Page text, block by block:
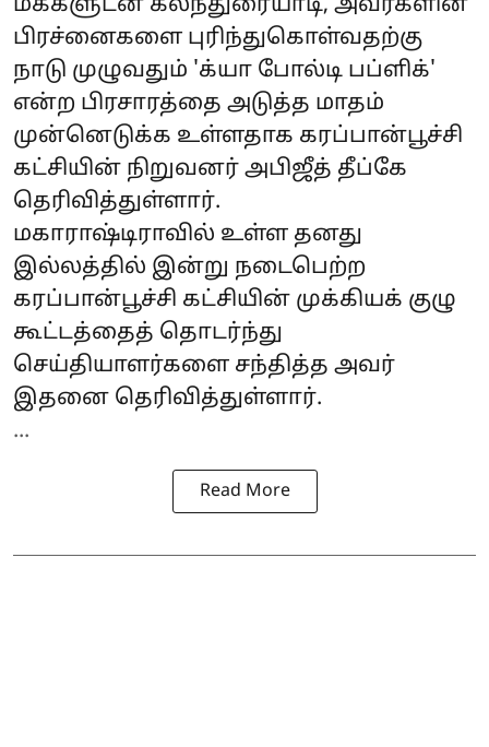
மக்களுடன் கலந்துரையாடி, அவர்களின்
பிரச்னைகளை புரிந்துகொள்வதற்கு
நாடு முழுவதும் 'க்யா போல்டி பப்ளிக்'
என்ற பிரசாரத்தை அடுத்த மாதம்
முன்னெடுக்க உள்ளதாக கரப்பான்பூச்சி
கட்சியின் நிறுவனர் அபிஜீத் தீப்கே
தெரிவித்துள்ளார்.
மகாராஷ்டிராவில் உள்ள தனது
இல்லத்தில் இன்று நடைபெற்ற
கரப்பான்பூச்சி கட்சியின் முக்கியக் குழு
கூட்டத்தைத் தொடர்ந்து
செய்தியாளர்களை சந்தித்த அவர்
இதனை தெரிவித்துள்ளார்.
...
Read More